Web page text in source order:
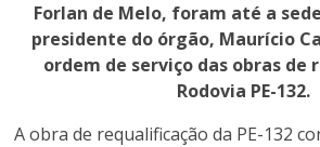
Forlan de Melo, foram até a sede
presidente do órgão, Maurício
ordem de serviço das obras de
Rodovia PE-132.
A obra de requalificação da PE-132